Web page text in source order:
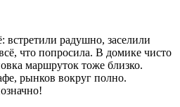
встретили радушно, заселили
что попросила. В домике чисто
маршруток тоже близко.
рынков вокруг полно.